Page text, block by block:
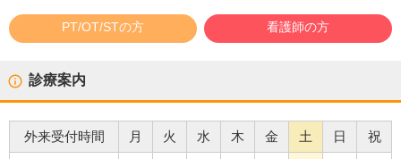
PT/OT/STの方 看護師の方
診療案内
外来受付時間 月 火 水 木 金 土 日 祝